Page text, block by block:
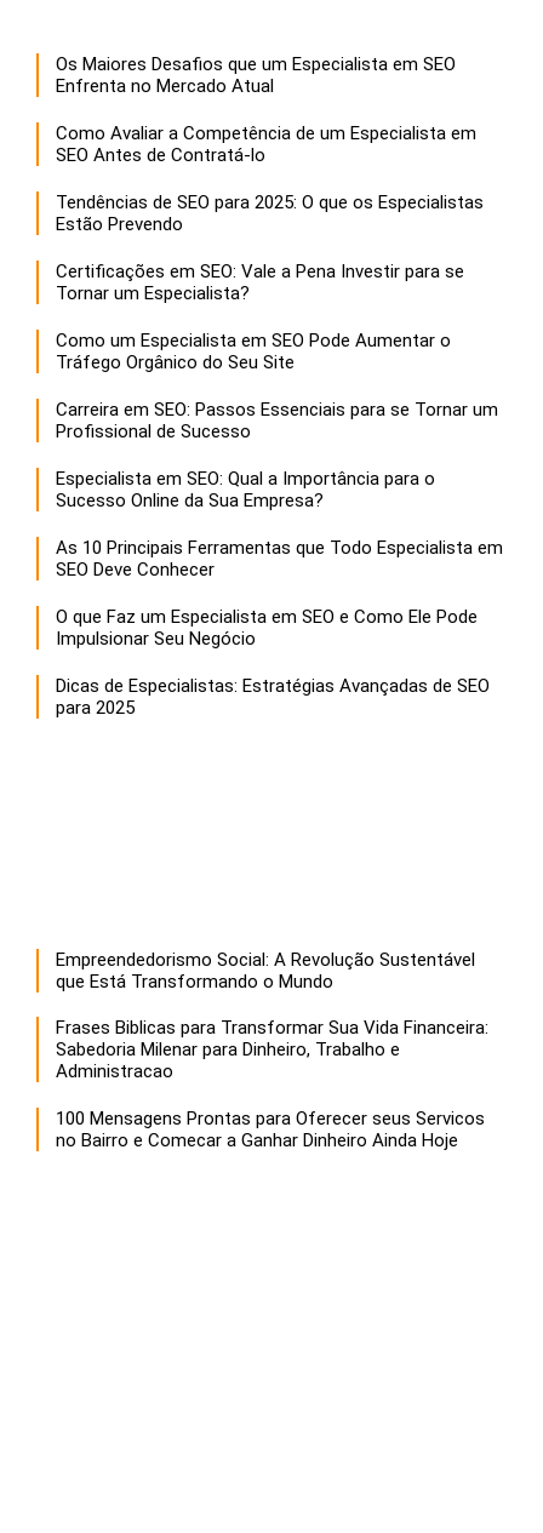
Os Maiores Desafios que um Especialista em SEO
Enfrenta no Mercado Atual
Como Avaliar a Competência de um Especialista em
SEO Antes de Contratá-lo
Tendências de SEO para 2025: O que os Especialistas
Estão Prevendo
Certificações em SEO: Vale a Pena Investir para se
Tornar um Especialista?
Como um Especialista em SEO Pode Aumentar o
Tráfego Orgânico do Seu Site
Carreira em SEO: Passos Essenciais para se Tornar um
Profissional de Sucesso
Especialista em SEO: Qual a Importância para o
Sucesso Online da Sua Empresa?
As 10 Principais Ferramentas que Todo Especialista em
SEO Deve Conhecer
O que Faz um Especialista em SEO e Como Ele Pode
Impulsionar Seu Negócio
Dicas de Especialistas: Estratégias Avançadas de SEO
para 2025
Empreendedorismo Social: A Revolução Sustentável
que Está Transformando o Mundo
Frases Biblicas para Transformar Sua Vida Financeira:
Sabedoria Milenar para Dinheiro, Trabalho e
Administracao
100 Mensagens Prontas para Oferecer seus Servicos
no Bairro e Comecar a Ganhar Dinheiro Ainda Hoje